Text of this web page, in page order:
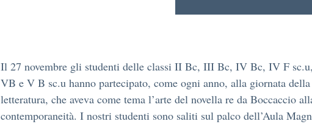
Il 27 novembre gli studenti delle classi II Bc, III Bc, IV Bc, IV F
VB e V B sc.u hanno partecipato, come ogni anno, alla giornata della
letteratura, che aveva come tema l’arte del novella re da Boccaccio
contemporaneità. I nostri studenti sono saliti sul palco dell’Aula